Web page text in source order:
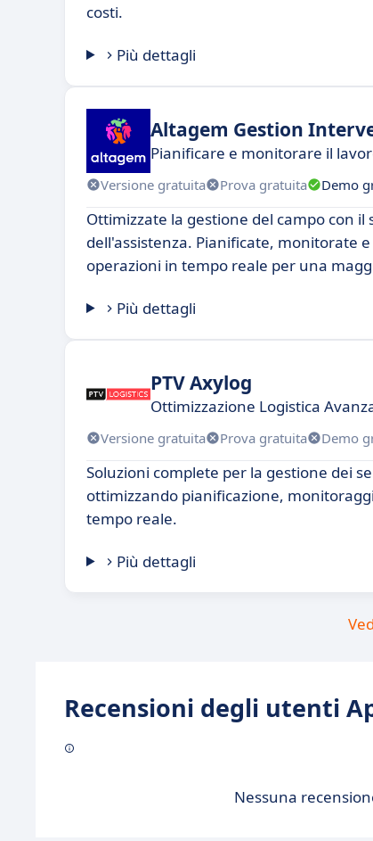
costi.
Più dettagli
Altagem Gestion
Pianificare e monitorare il
Versione gratuita Prova gratuita Demo
Ottimizzate la gestione del campo con il
dell'assistenza. Pianificate, monitorate
operazioni in tempo reale per una
Più dettagli
PTV Axylog
Ottimizzazione Logistica
Versione gratuita Prova gratuita Demo
Soluzioni complete per la gestione dei
ottimizzando pianificazione,
tempo reale.
Più dettagli
Recensioni degli utenti
Nessuna